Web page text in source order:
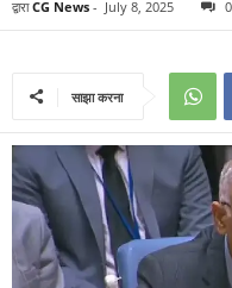
द्वारा CG News - July 8, 2025 0
साझा करना